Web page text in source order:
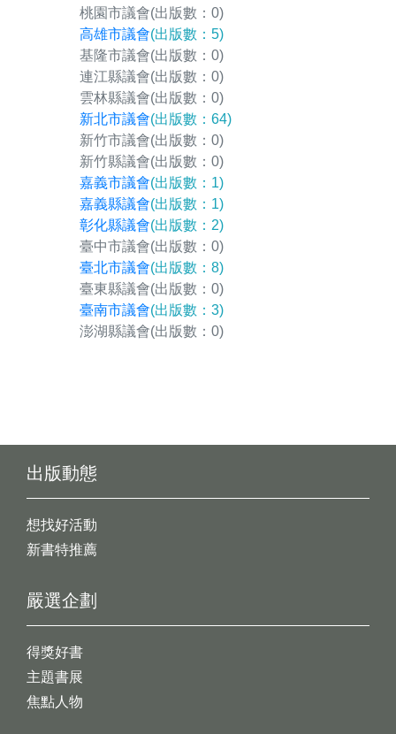
桃園市議會(出版數：0)
高雄市議會(出版數：5)
基隆市議會(出版數：0)
連江縣議會(出版數：0)
雲林縣議會(出版數：0)
新北市議會(出版數：64)
新竹市議會(出版數：0)
新竹縣議會(出版數：0)
嘉義市議會(出版數：1)
嘉義縣議會(出版數：1)
彰化縣議會(出版數：2)
臺中市議會(出版數：0)
臺北市議會(出版數：8)
臺東縣議會(出版數：0)
臺南市議會(出版數：3)
澎湖縣議會(出版數：0)
出版動態
想找好活動
新書特推薦
嚴選企劃
得獎好書
主題書展
焦點人物